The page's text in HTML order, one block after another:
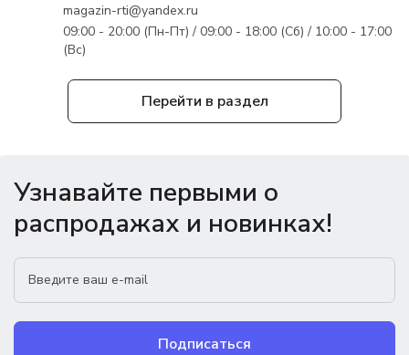
Перейти в раздел
magazin-rti@yandex.ru
09:00 - 20:00 (Пн-Пт) / 09:00 - 18:00 (Сб) / 10:00 - 17:00
(Вс)
Узнавайте первыми о
распродажах и новинках!
Подписаться